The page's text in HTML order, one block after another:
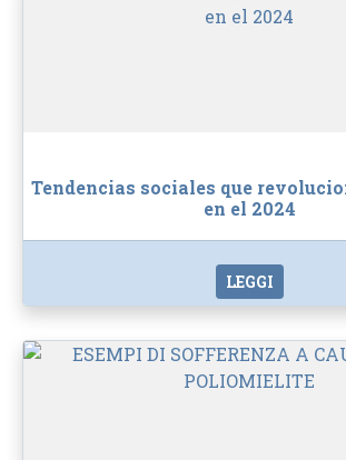
Tendencias sociales que
en el 2024
LEGGI